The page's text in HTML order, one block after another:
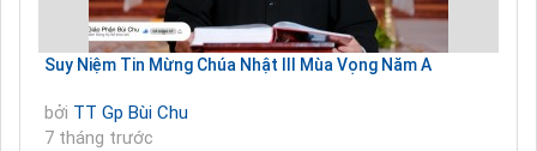
Suy Niệm Tin Mừng Chúa Nhật III Mùa Vọng Năm A
bởi TT Gp Bùi Chu
7 tháng trước